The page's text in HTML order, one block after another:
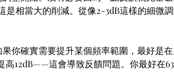
是相當大的削減。從像2-3dB這樣的細微
你確實需要提升某個頻率範圍，最好是
高12dB——這會導致反饋問題。你最好在